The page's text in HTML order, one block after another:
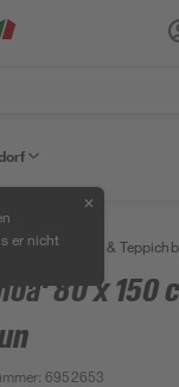
er nicht
✕
/ Teppiche &
80 x 150
:6952653